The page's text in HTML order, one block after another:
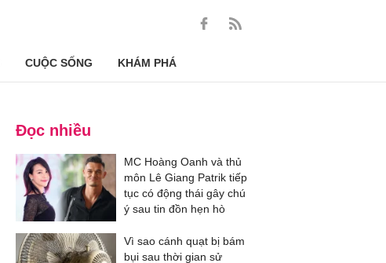
CUỘC SỐNG KHÁM PHÁ
Đọc nhiều
MC Hoàng Oanh và thủ
môn Lê Giang Patrik tiếp
tục có động thái gây chú
ý sau tin đồn hẹn hò
Vì sao cánh quạt bị bám
bụi sau thời gian sử